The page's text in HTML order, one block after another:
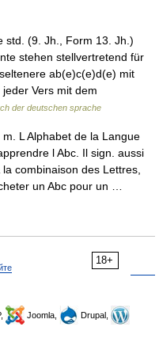
(9. Jh., Form 13. Jh.)
stehen stellvertretend für
ab(e)c(e)d(e) mit
Vers mit dem
der deutschen sprache
L Alphabet de la Langue
l Abc. Il sign. aussi
combinaison des Lettres,
un Abc pour un …
18+
Joomla,
Drupal,